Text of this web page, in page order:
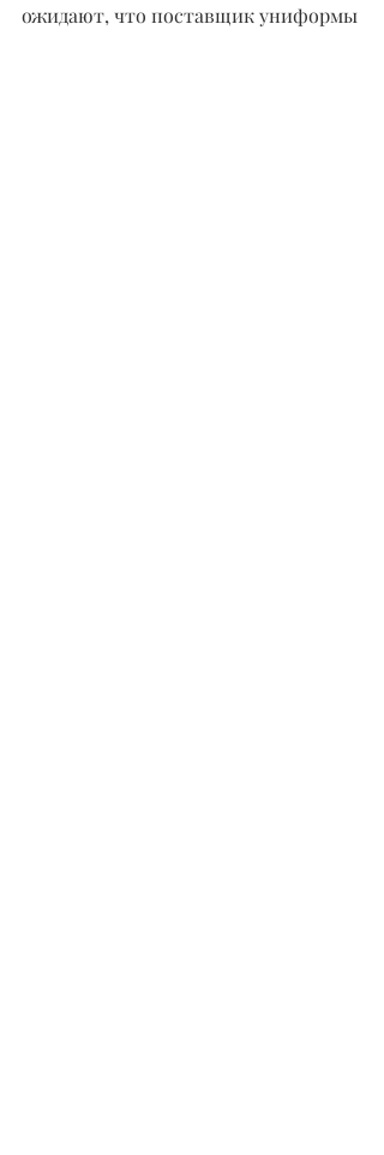
ожидают, что поставщик униформы